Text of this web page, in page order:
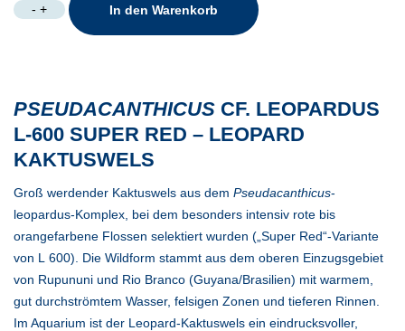
- Pseudacanthicus
Super
Menge
+ In den Warenkorb
PSEUDACANTHICUS CF. LEOPARDUS
L-600 SUPER RED – LEOPARD
KAKTUSWELS
Groß werdender Kaktuswels aus dem Pseudacanthicus-
leopardus-Komplex, bei dem besonders intensiv rote bis
orangefarbene Flossen selektiert wurden („Super Red“-Variante
von L 600). Die Wildform stammt aus dem oberen Einzugsgebiet
von Rupununi und Rio Branco (Guyana/Brasilien) mit warmem,
gut durchströmtem Wasser, felsigen Zonen und tieferen Rinnen.
Im Aquarium ist der Leopard-Kaktuswels ein eindrucksvoller,